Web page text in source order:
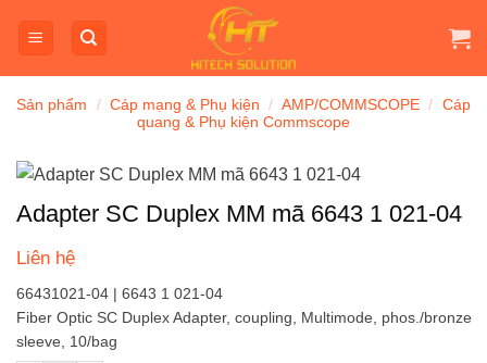
qua
dung
Sản phẩm / Cáp mạng & Phụ kiện / AMP/COMMSCOPE / Cáp
quang & Phụ kiện Commscope
Adapter SC Duplex MM mã 6643 1 021-04
Liên hệ
66431021-04 | 6643 1 021-04
Fiber Optic SC Duplex Adapter, coupling, Multimode, phos./bronze
sleeve, 10/bag